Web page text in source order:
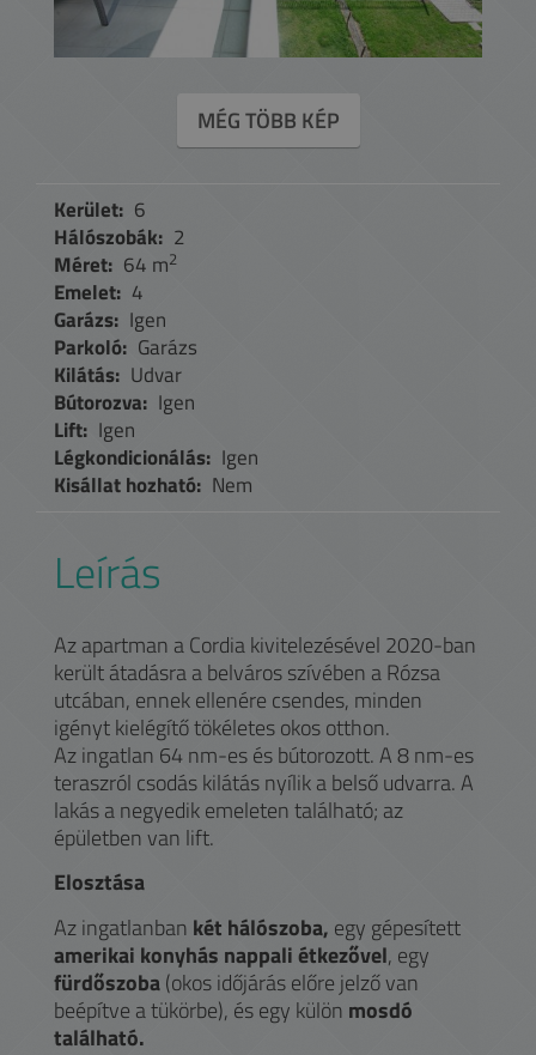
MÉG TÖBB KÉP
Kerület: 6
Hálószobák: 2
Méret: 64 m2
Emelet: 4
Garázs: Igen
Parkoló: Garázs
Kilátás: Udvar
Bútorozva: Igen
Lift: Igen
Légkondicionálás: Igen
Kisállat hozható: Nem
Leírás
Az apartman a Cordia kivitelezésével 2020-ban
került átadásra a belváros szívében a Rózsa
utcában, ennek ellenére csendes, minden
igényt kielégítő tökéletes okos otthon.
Az ingatlan 64 nm-es és bútorozott. A 8 nm-es
teraszról csodás kilátás nyílik a belső udvarra. A
lakás a negyedik emeleten található; az
épületben van lift.
Elosztása
Az ingatlanban két hálószoba, egy gépesített
amerikai konyhás nappali étkezővel, egy
fürdőszoba(okos időjárás előre jelző van
beépítve a tükörbe), és egy külön mosdó
található.